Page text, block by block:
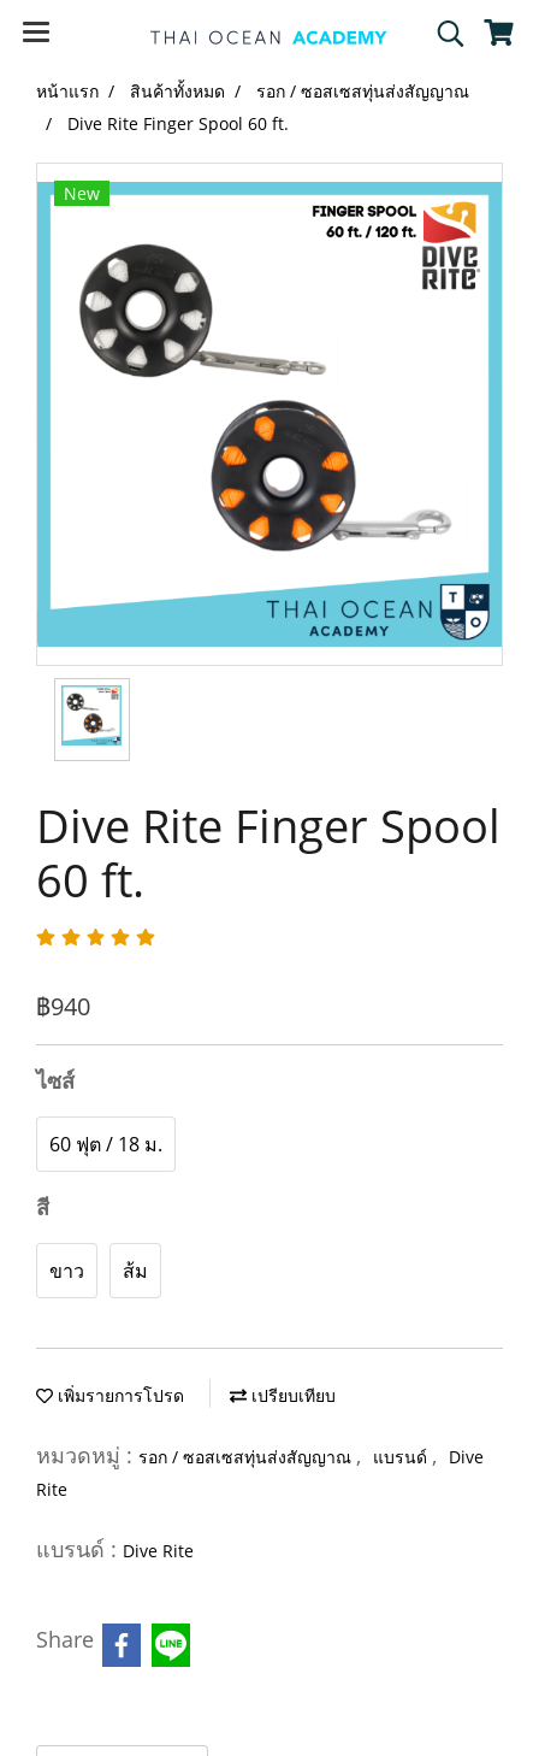
หน้าแรก สินค้าทั้งหมด
รอก / ซอสเซสทุ่นส่งสัญญาณ
Dive Rite Finger Spool 60 ft.
New
Dive Rite Finger Spool
60 ft.
฿940
ไซส์
60 ฟุต / 18 ม.
สี
ขาว ส้ม
เพิ่มรายการโปรด เปรียบเทียบ
หมวดหมู่ : รอก / ซอสเซสทุ่นส่งสัญญาณ , แบรนด์ ,
Dive
Rite
แบรนด์ : Dive Rite
Share